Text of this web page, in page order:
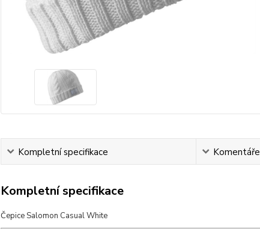
Kompletní specifikace Komentáře
Kompletní specifikace
Čepice Salomon Casual White